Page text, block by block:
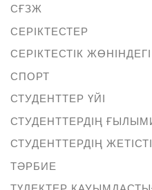
СҒЗЖ
СЕРІКТЕСТЕР
СЕРІКТЕСТІК
СПОРТ
СТУДЕНТТЕР ҮЙІ
СТУДЕНТТЕРДІҢ
СТУДЕНТТЕРДІҢ
ТӘРБИЕ